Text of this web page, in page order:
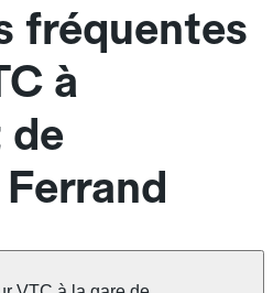
fréquentes
à
de